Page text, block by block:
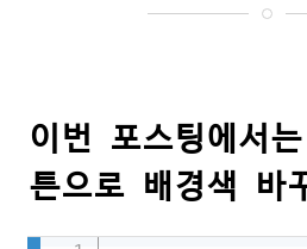
이번 포스팅에서
튼으로 배경색 바